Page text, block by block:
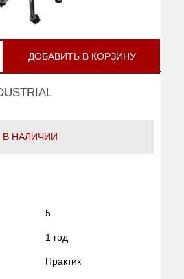
ДОБАВИТЬ В КОРЗИНУ
В НАЛИЧИИ
5
1 год
Практик